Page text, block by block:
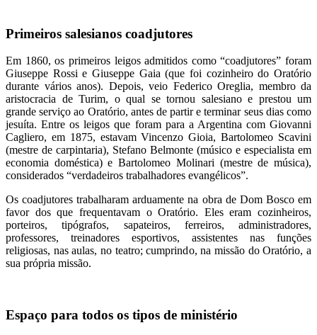
Primeiros salesianos coadjutores
Em 1860, os primeiros leigos admitidos como “coadjutores” foram
Giuseppe Rossi e Giuseppe Gaia (que foi cozinheiro do Oratório
durante vários anos). Depois, veio Federico Oreglia, membro da
aristocracia de Turim, o qual se tornou salesiano e prestou um
grande serviço ao Oratório, antes de partir e terminar seus dias como
jesuíta. Entre os leigos que foram para a Argentina com Giovanni
Cagliero, em 1875, estavam Vincenzo Gioia, Bartolomeo Scavini
(mestre de carpintaria), Stefano Belmonte (músico e especialista em
economia doméstica) e Bartolomeo Molinari (mestre de música),
considerados “verdadeiros trabalhadores evangélicos”.
Os coadjutores trabalharam arduamente na obra de Dom Bosco em
favor dos que frequentavam o Oratório. Eles eram cozinheiros,
porteiros, tipógrafos, sapateiros, ferreiros, administradores,
professores, treinadores esportivos, assistentes nas funções
religiosas, nas aulas, no teatro; cumprindo, na missão do Oratório, a
sua própria missão.
Espaço para todos os tipos de ministério